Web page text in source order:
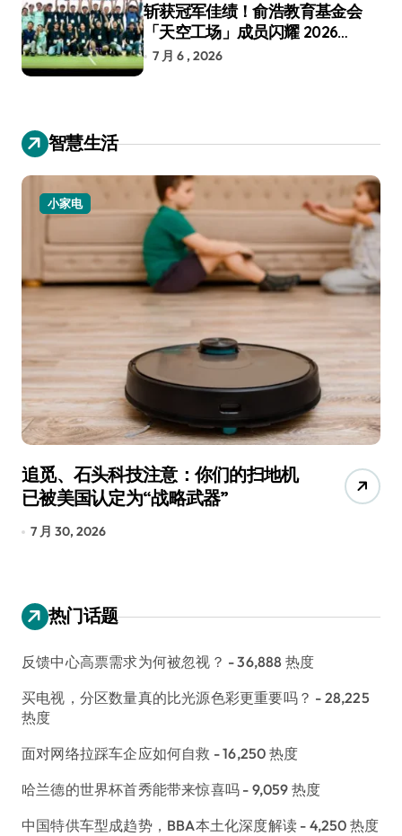
斩获冠军佳绩！俞浩教育基金会
「天空工场」成员闪耀 2026
RoboCup 机器人世界杯
7 月 6 , 2026
智慧生活
小家电
追觅、石头科技注意：你们的扫地机
已被美国认定为“战略武器”
7 月 30, 2026
热门话题
反馈中心高票需求为何被忽视？ - 36,888 热度
买电视，分区数量真的比光源色彩更重要吗？ - 28,225
热度
面对网络拉踩车企应如何自救 - 16,250 热度
哈兰德的世界杯首秀能带来惊喜吗 - 9,059 热度
中国特供车型成趋势，BBA本土化深度解读 - 4,250 热度